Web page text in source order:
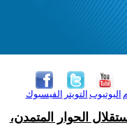
الفيسبوك التويتر اليوتيوب
الحوار المتمدن،